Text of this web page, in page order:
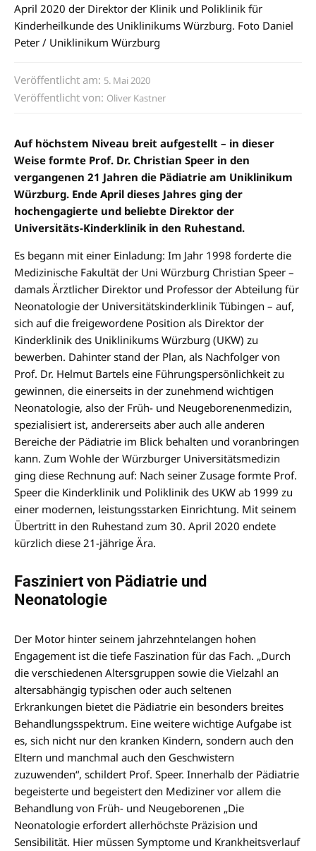
April 2020 der Direktor der Klinik und Poliklinik für
Kinderheilkunde des Uniklinikums Würzburg. Foto Daniel
Peter / Uniklinikum Würzburg
Veröffentlicht am: 5. Mai 2020
Veröffentlicht von: Oliver Kastner
Auf höchstem Niveau breit aufgestellt – in dieser
Weise formte Prof. Dr. Christian Speer in den
vergangenen 21 Jahren die Pädiatrie am Uniklinikum
Würzburg. Ende April dieses Jahres ging der
hochengagierte und beliebte Direktor der
Universitäts-Kinderklinik in den Ruhestand.
Es begann mit einer Einladung: Im Jahr 1998 forderte die
Medizinische Fakultät der Uni Würzburg Christian Speer –
damals Ärztlicher Direktor und Professor der Abteilung für
Neonatologie der Universitätskinderklinik Tübingen – auf,
sich auf die freigewordene Position als Direktor der
Kinderklinik des Uniklinikums Würzburg (UKW) zu
bewerben. Dahinter stand der Plan, als Nachfolger von
Prof. Dr. Helmut Bartels eine Führungspersönlichkeit zu
gewinnen, die einerseits in der zunehmend wichtigen
Neonatologie, also der Früh- und Neugeborenenmedizin,
spezialisiert ist, andererseits aber auch alle anderen
Bereiche der Pädiatrie im Blick behalten und voranbringen
kann. Zum Wohle der Würzburger Universitätsmedizin
ging diese Rechnung auf: Nach seiner Zusage formte Prof.
Speer die Kinderklinik und Poliklinik des UKW ab 1999 zu
einer modernen, leistungsstarken Einrichtung. Mit seinem
Übertritt in den Ruhestand zum 30. April 2020 endete
kürzlich diese 21-jährige Ära.
Fasziniert von Pädiatrie und
Neonatologie
Der Motor hinter seinem jahrzehntelangen hohen
Engagement ist die tiefe Faszination für das Fach. „Durch
die verschiedenen Altersgruppen sowie die Vielzahl an
altersabhängig typischen oder auch seltenen
Erkrankungen bietet die Pädiatrie ein besonders breites
Behandlungsspektrum. Eine weitere wichtige Aufgabe ist
es, sich nicht nur den kranken Kindern, sondern auch den
Eltern und manchmal auch den Geschwistern
zuzuwenden“, schildert Prof. Speer. Innerhalb der Pädiatrie
begeisterte und begeistert den Mediziner vor allem die
Behandlung von Früh- und Neugeborenen „Die
Neonatologie erfordert allerhöchste Präzision und
Sensibilität. Hier müssen Symptome und Krankheitsverlauf